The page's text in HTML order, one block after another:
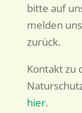
bitte auf
melden
zurück.
Kontakt zu
hier.